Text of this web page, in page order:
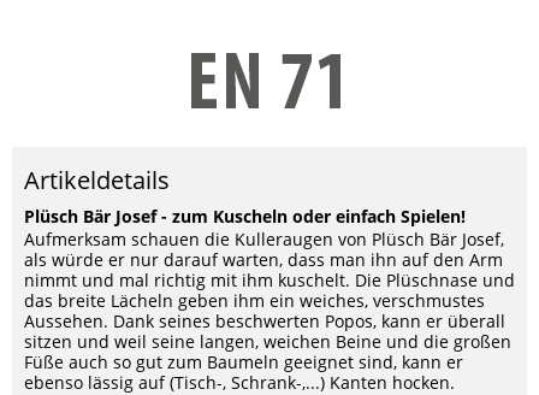
Artikeldetails
Plüsch Bär Josef - zum Kuscheln oder einfach Spielen!
Aufmerksam schauen die Kulleraugen von Plüsch Bär Josef,
als würde er nur darauf warten, dass man ihn auf den Arm
nimmt und mal richtig mit ihm kuschelt. Die Plüschnase und
das breite Lächeln geben ihm ein weiches, verschmustes
Aussehen. Dank seines beschwerten Popos, kann er überall
sitzen und weil seine langen, weichen Beine und die großen
Füße auch so gut zum Baumeln geeignet sind, kann er
ebenso lässig auf (Tisch-, Schrank-,...) Kanten hocken.